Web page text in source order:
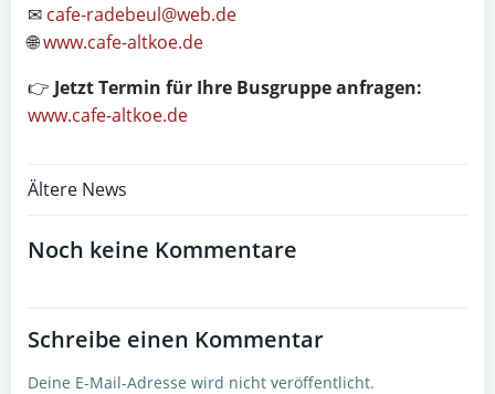
✉ cafe-radebeul@web.de
🌐www.cafe-altkoe.de
👉 Jetzt Termin für Ihre Busgruppe anfragen:
www.cafe-altkoe.de
Post
navigation
Ältere News
Noch keine Kommentare
Schreibe einen Kommentar
Deine E-Mail-Adresse wird nicht veröffentlicht.